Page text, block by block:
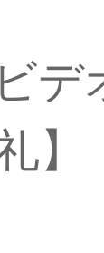
デ
】